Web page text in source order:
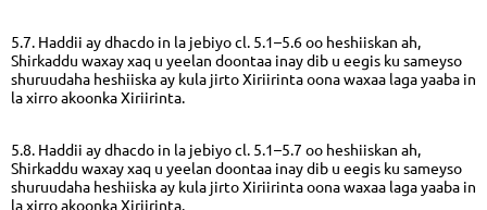
5.7. Haddii ay dhacdo in la jebiyo cl. 5.1–5.6 oo heshiiskan ah,
Shirkaddu waxay xaq u yeelan doontaa inay dib u eegis ku sameyso
shuruudaha heshiiska ay kula jirto Xiriirinta oona waxaa laga yaaba in
la xirro akoonka Xiriirinta.
5.8. Haddii ay dhacdo in la jebiyo cl. 5.1–5.7 oo heshiiskan ah,
Shirkaddu waxay xaq u yeelan doontaa inay dib u eegis ku sameyso
shuruudaha heshiiska ay kula jirto Xiriirinta oona waxaa laga yaaba in
la xirro akoonka Xiriirinta.